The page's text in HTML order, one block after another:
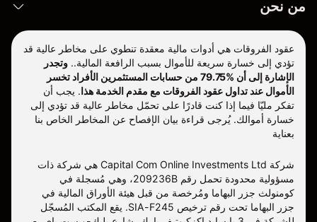
من نحن
عقود الفروقات هي أدوات مالية معقدة تنطوي على مخاطر عالية قد
تؤدي إلى خسارة سريعة للأموال بسبب الرافعة المالية.. وتجدر
الإشارة إلى أن %79.75 من حسابات المستثمرين الأفراد تخسر
الأموال عند تداول عقود الفروقات مع مقدم الخدمة هذا. يجب أن
تفكر مليّا فيما إذا كنت قادرًا على تحمّل مخاطر عالية قد تؤدي إلى
خسارة أموالك. يُرجى قراءة بيان الإفصاح عن المخاطر الخاص بنا
بعناية
شركة Capital Com Online Investments Ltd هي شركة ذات
مسؤولية محدودة تحمل رقم 209236B، وهي مُسجلة في
كومنولث جزر البهاما ومُرخصة من قبل هيئة الأوراق المالية في
جزر البهاما تحت رقم ترخيص SIA-F245. يقع المكتب المُسجّل